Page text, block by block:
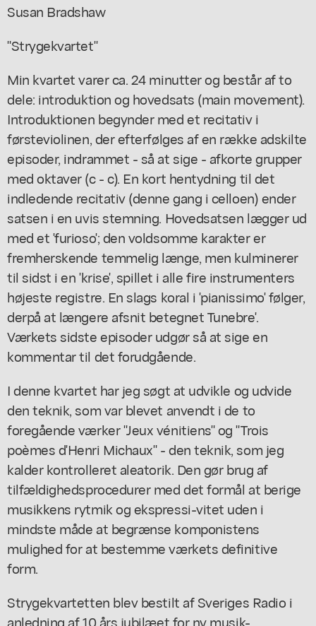
Susan Bradshaw
"Strygekvartet"
Min kvartet varer ca. 24 minutter og består af to
dele: introduktion og hovedsats (main movement).
Introduktionen begynder med et recitativ i
førsteviolinen, der efterfølges af en række adskilte
episoder, indrammet - så at sige - afkorte grupper
med oktaver (c - c). En kort hentydning til det
indledende recitativ (denne gang i celloen) ender
satsen i en uvis stemning. Hovedsatsen lægger ud
med et 'furioso'; den voldsomme karakter er
fremherskende temmelig længe, men kulminerer
til sidst i en 'krise', spillet i alle fire instrumenters
højeste registre. En slags koral i 'pianissimo' følger,
derpå at længere afsnit betegnet Tunebre'.
Værkets sidste episoder udgør så at sige en
kommentar til det forudgående.
I denne kvartet har jeg søgt at udvikle og udvide
den teknik, som var blevet anvendt i de to
foregående værker "Jeux vénitiens" og "Trois
poèmes d'Henri Michaux" - den teknik, som jeg
kalder kontrolleret aleatorik. Den gør brug af
tilfældighedsprocedurer med det formål at berige
musikkens rytmik og ekspressi-vitet uden i
mindste måde at begrænse komponistens
mulighed for at bestemme værkets definitive
form.
Strygekvartetten blev bestilt af Sveriges Radio i
anledning af 10 års jubilæet for ny musik-